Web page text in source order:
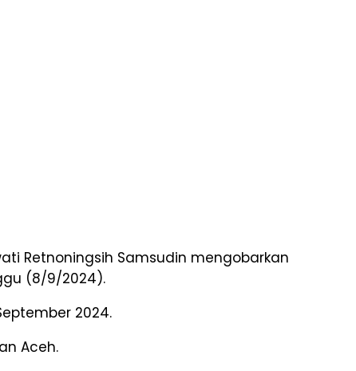
Retnoningsih Samsudin mengobarkan
(8/9/2024).
2024.
Aceh.